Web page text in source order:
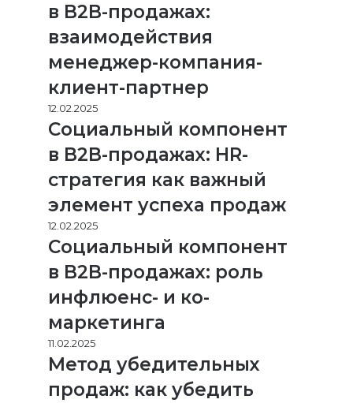
в B2B-продажах:
взаимодействия
менеджер-компания-
клиент-партнер
12.02.2025
Социальный компонент
в B2B-продажах: HR-
стратегия как важный
элемент успеха продаж
12.02.2025
Социальный компонент
в B2B-продажах: роль
инфлюенс- и ко-
маркетинга
11.02.2025
Метод убедительных
продаж: как убедить